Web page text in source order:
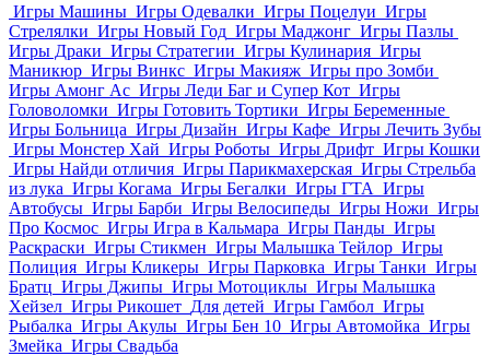
Игры Машины Игры Одевалки Игры Поцелуи Игры
Стрелялки Игры Новый Год Игры Маджонг Игры Пазлы
Игры Драки Игры Стратегии Игры Кулинария Игры
Маникюр Игры Винкс Игры Макияж Игры про Зомби
Игры Амонг Ас Игры Леди Баг и Супер Кот Игры
Головоломки Игры Готовить Тортики Игры Беременные
Игры Больница Игры Дизайн Игры Кафе Игры Лечить Зубы
Игры Монстер Хай Игры Роботы Игры Дрифт Игры Кошки
Игры Найди отличия Игры Парикмахерская Игры Стрельба
из лука Игры Когама Игры Бегалки Игры ГТА Игры
Автобусы Игры Барби Игры Велосипеды Игры Ножи Игры
Про Космос Игры Игра в Кальмара Игры Панды Игры
Раскраски Игры Стикмен Игры Малышка Тейлор Игры
Полиция Игры Кликеры Игры Парковка Игры Танки Игры
Братц Игры Джипы Игры Мотоциклы Игры Малышка
Хейзел Игры Рикошет Для детей Игры Гамбол Игры
Рыбалка Игры Акулы Игры Бен 10 Игры Автомойка Игры
Змейка Игры Свадьба